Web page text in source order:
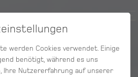
werden Cookies verwendet. Einige
benötigt, während es uns
Ihre Nutzererfahrung auf unserer